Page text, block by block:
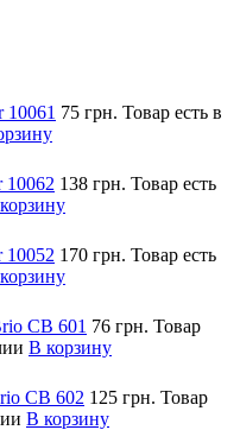
10061 75 грн. Товар есть в
10062 138 грн. Товар есть
10052 170 грн. Товар есть
CB 601 76 грн. Товар
В корзину
CB 602 125 грн. Товар
В корзину